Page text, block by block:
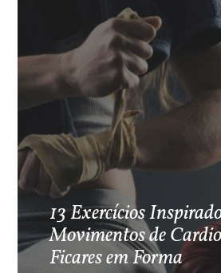
13 Exercícios
Movimentos de
Ficares em Forma